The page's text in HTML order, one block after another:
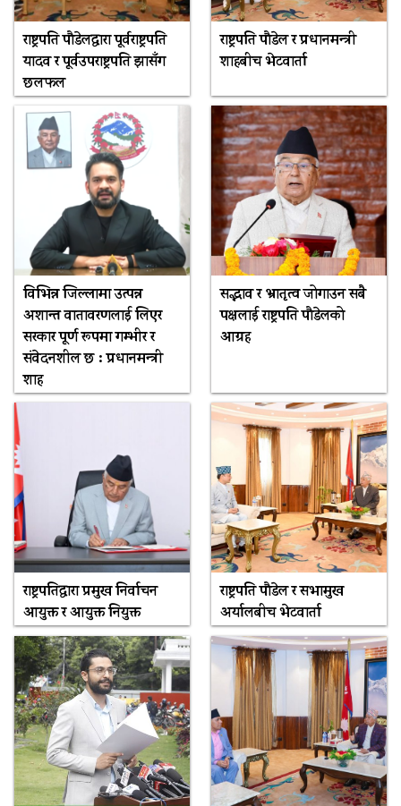
राष्ट्रपति पौडेलद्वारा पूर्वराष्ट्रपति
यादव र पूर्वउपराष्ट्रपति झासँग
छलफल
राष्ट्रपति पौडेल र प्रधानमन्त्री
शाहबीच भेटवार्ता
विभिन्न जिल्लामा उत्पन्न
अशान्त वातावरणलाई लिएर
सरकार पूर्ण रूपमा गम्भीर र
संवेदनशील छ : प्रधानमन्त्री
शाह
सद्भाव र भ्रातृत्व जोगाउन सबै
पक्षलाई राष्ट्रपति पौडेलको
आग्रह
राष्ट्रपतिद्वारा प्रमुख निर्वाचन
आयुक्त र आयुक्त नियुक्त
राष्ट्रपति पौडेल र सभामुख
अर्यालबीच भेटवार्ता